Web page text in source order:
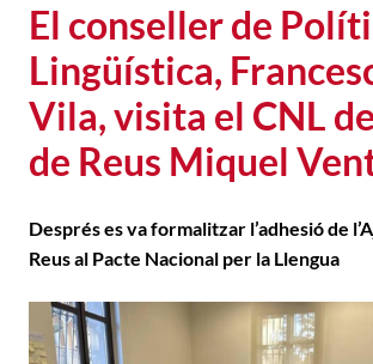
El conseller de
Lingüística,
Vila, visita el CNL
de Reus Miquel
Després es va formalitzar l’adhesió de
Reus al Pacte Nacional per la Llengua